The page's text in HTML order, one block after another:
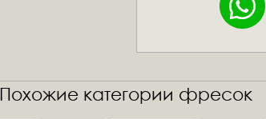
Похожие категории фресок